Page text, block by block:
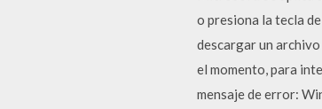
o presiona la tecla
descargar un
el momento, para
mensaje de error: